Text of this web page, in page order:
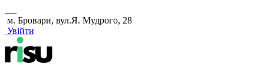
м. Бровари, вул.Я. Мудрого, 28
Увійти